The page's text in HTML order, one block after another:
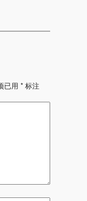
已用 *标注